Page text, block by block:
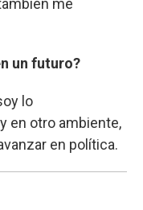
me
un futuro?
lo
en otro ambiente,
en política.